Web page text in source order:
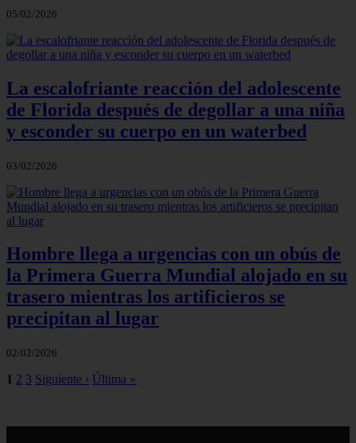
05/02/2026
La escalofriante reacción del adolescente
de Florida después de degollar a una niña
y esconder su cuerpo en un waterbed
03/02/2026
Hombre llega a urgencias con un obús de
la Primera Guerra Mundial alojado en su
trasero mientras los artificieros se
precipitan al lugar
02/02/2026
1 2 3 Siguiente › Última »